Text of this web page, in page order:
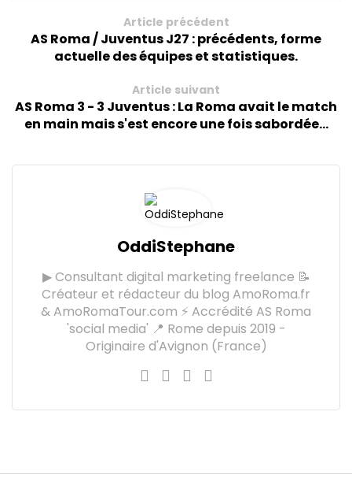
Article précédent
AS Roma / Juventus J27 : précédents, forme
actuelle des équipes et statistiques.
Article suivant
AS Roma 3 - 3 Juventus : La Roma avait le match
en main mais s'est encore une fois sabordée...
OddiStephane
▶ Consultant digital marketing freelance 📝
Créateur et rédacteur du blog AmoRoma.fr
& AmoRomaTour.com ⚡ Accrédité AS Roma
'social media' 📍 Rome depuis 2019 -
Originaire d'Avignon (France)